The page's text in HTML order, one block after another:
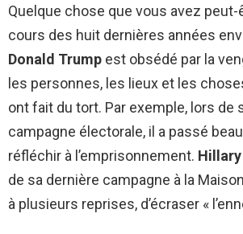
Quelque chose que vous avez peut-
cours des huit dernières années
Donald Trump est obsédé par la
les personnes, les lieux et les
ont fait du tort. Par exemple, lors de
campagne électorale, il a passé
réfléchir à l’emprisonnement.
de sa dernière campagne à la
à plusieurs reprises, d’écraser «